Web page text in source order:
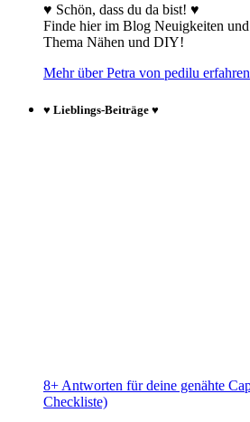
♥ Schön, dass du da bist! ♥
Finde hier im Blog Neuigkeiten
Thema Nähen und DIY!
Mehr über Petra von pedilu erfahren
♥ Lieblings-Beiträge ♥
8+ Antworten für deine genähte
Checkliste)